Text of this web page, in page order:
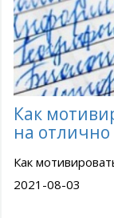
Как
на отлично
Как
2021-08-03